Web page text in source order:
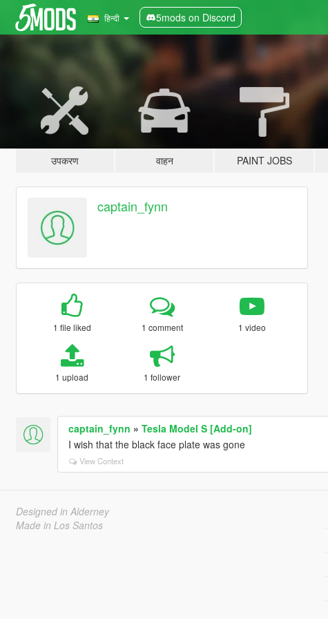
हिन्दी 5mods on Discord
उपकरण वाहन PAINT JOBS
captain_fynn
1 file liked 1 comment 1 video
1 upload 1 follower
captain_fynn » Tesla Model S [Add-on]
I wish that the black face plate was gone
View Context
Designed in Alderney
Made in Los Santos